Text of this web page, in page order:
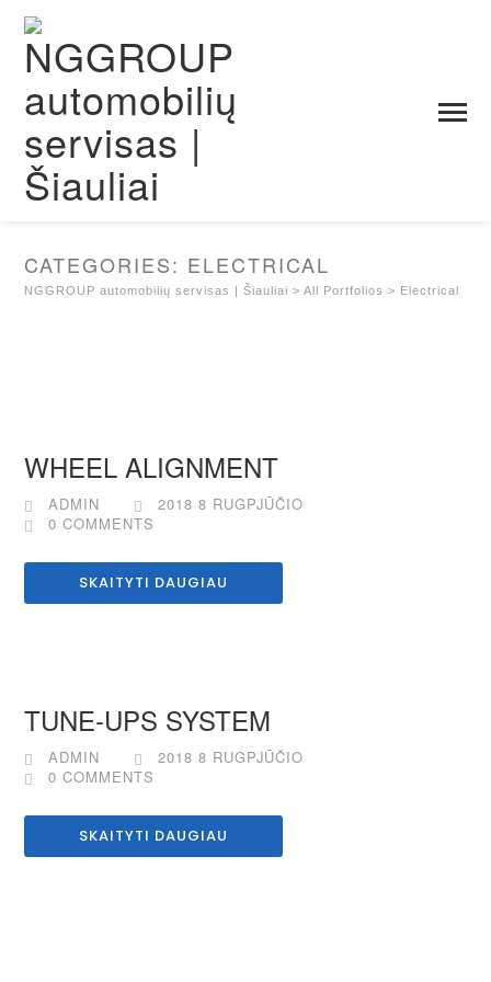
CATEGORIES: ELECTRICAL
NGGROUP automobilių servisas | Šiauliai >All Portfolios > Electrical
WHEEL ALIGNMENT
ADMIN
2018 8 RUGPJŪČIO
0 COMMENTS
SKAITYTI DAUGIAU
TUNE-UPS SYSTEM
ADMIN
2018 8 RUGPJŪČIO
0 COMMENTS
SKAITYTI DAUGIAU